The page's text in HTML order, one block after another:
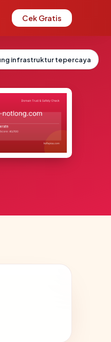
Cek Gratis
infrastruktur tepercaya